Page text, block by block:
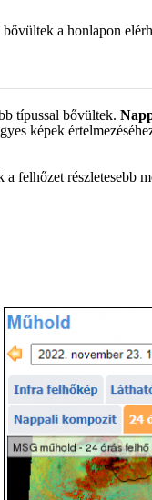
a honlapon
típussal bővültek. N
képek
felhőzet részletesebb